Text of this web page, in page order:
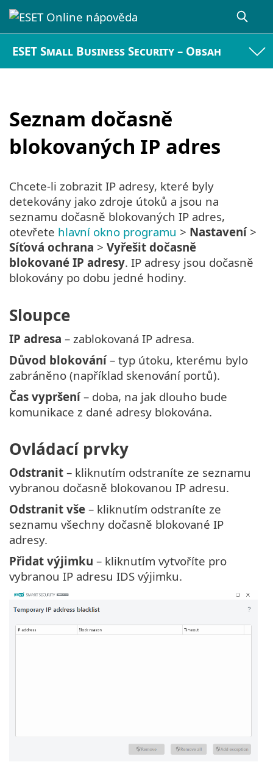
ESET Small Business Security – Obsah
Seznam dočasně
blokovaných IP adres
Chcete-li zobrazit IP adresy, které byly
detekovány jako zdroje útoků a jsou na
seznamu dočasně blokovaných IP adres,
otevřete hlavní okno programu > Nastavení>
Síťová ochrana > Vyřešit dočasně
blokované IP adresy. IP adresy jsou dočasně
blokovány po dobu jedné hodiny.
Sloupce
IP adresa – zablokovaná IP adresa.
Důvod blokování– typ útoku, kterému bylo
zabráněno (například skenování portů).
Čas vypršení– doba, na jak dlouho bude
komunikace z dané adresy blokována.
Ovládací prvky
Odstranit – kliknutím odstraníte ze seznamu
vybranou dočasně blokovanou IP adresu.
Odstranit vše – kliknutím odstraníte ze
seznamu všechny dočasně blokované IP
adresy.
Přidat výjimku – kliknutím vytvoříte pro
vybranou IP adresu IDS výjimku.